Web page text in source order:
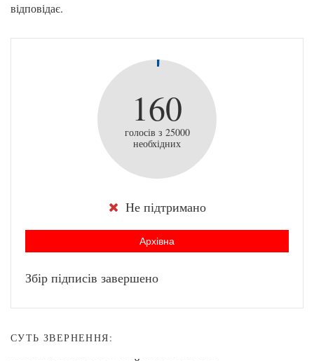
відповідає.
160
голосів з 25000
необхідних
Не підтримано
Архівна
Збір підписів завершено
СУТЬ ЗВЕРНЕННЯ: